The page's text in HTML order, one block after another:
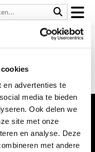
en advertenties te
media te bieden
Ook delen we
site met onze
en analyse. Deze
met andere